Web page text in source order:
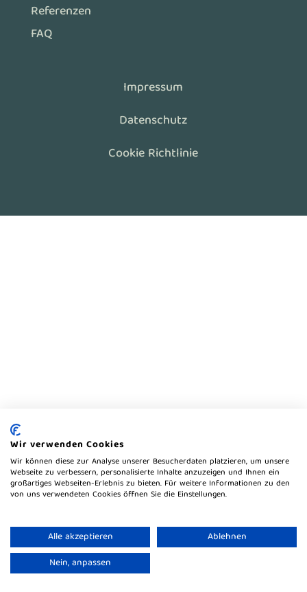
Wir verwenden Cookies
Wir können diese zur Analyse unserer Besucherdaten platzieren, um unsere
Webseite zu verbessern, personalisierte Inhalte anzuzeigen und Ihnen ein
großartiges Webseiten-Erlebnis zu bieten. Für weitere Informationen zu den
von uns verwendeten Cookies öffnen Sie die Einstellungen.
Alle akzeptieren
Ablehnen
Nein, anpassen